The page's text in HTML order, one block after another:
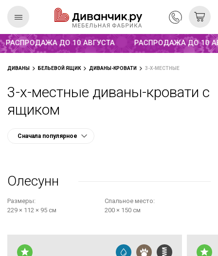
Распродажа до 10 августа
ДО 10 АВГУСТА
РАСПРОДАЖА ДО 10
ДИВАНЫ БЕЛЬЕВОЙ ЯЩИК ДИВАНЫ-КРОВАТИ 3-Х-МЕСТНЫЕ
3-х-местные диваны-кровати с
ящиком
Олесунн
Размеры:
229 × 112 × 95 см
Cпальное место:
200 × 150 см
коллекция